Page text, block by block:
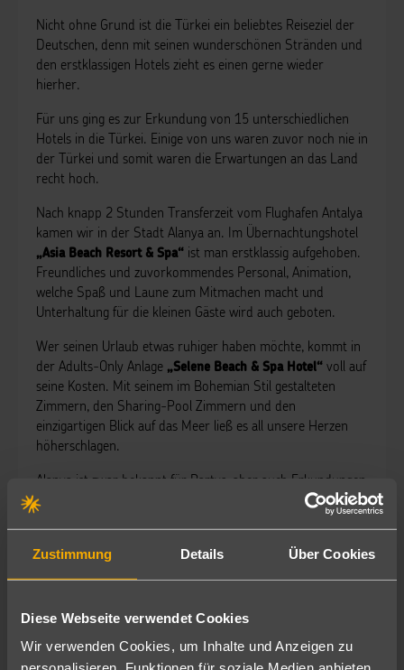
Zustimmung Details Über Cookies
Diese Webseite verwendet Cookies
Wir verwenden Cookies, um Inhalte und Anzeigen zu
Nicht ohne Grund ist die Türkei ein beliebtes Reiseziel der
Deutschen, denn mit seinen wunderschönen Stränden und
den erstklassigen Hotels zieht es einen gerne wieder
hierher.
Für uns ging es zur Erkundung von 15 unterschiedlichen
Hotels in die Türkei. Einige von uns waren zuvor noch nie in
der Türkei und somit waren die Erwartungen an das Land
recht hoch.
Nach knapp 2 Stunden Transferzeit vom Flughafen Antalya
kamen wir in der Stadt Alanya an. Im Übernachtungshotel
„Asia Beach Resort & Spa“ ist man erstklassig aufgehoben.
Freundliches und zuvorkommendes Personal, Animation,
welche Spaß und Laune zum Mitmachen macht und
Unterhaltung für die kleinen Gäste wird auch geboten.
Wer seinen Urlaub etwas ruhiger haben möchte, kommt in
der Adults-Only Anlage „Selene Beach & Spa Hotel“ voll auf
seine Kosten. Mit seinem im Bohemian Stil gestalteten
Zimmern, den Sharing-Pool Zimmern und den
einzigartigen Blick auf das Meer ließ es all unsere Herzen
höherschlagen.
Alanya ist zwar bekannt für Partys, aber auch Erkundungen
in der umliegenden Landschaft ist hier möglich. Somit
Out- Bereichen entspannen.
perfekte Ort. Mit seiner großen Auswahl an Hotels und der
auch die kleinsten Urlauber auf Ihre Kosten kommen sollen,